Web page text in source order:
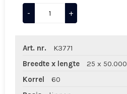
- +
Art. nr.
K3771
Breedte x lengte
25 x 50.000
Korrel
60